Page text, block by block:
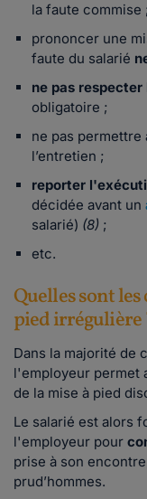
la faute commise
prononcer une
faute du salarié
ne pas
obligatoire ;
ne pas permettre
l’entretien ;
reporter
décidée avant un
salarié) (8) ;
etc.
Quelles sont
pied irrégulière
Dans la majorité de
l'employeur permet
de la mise à pied
Le salarié est alors
l'employeur pour
prise à son
prud’hommes.